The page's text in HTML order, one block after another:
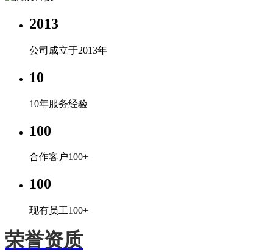
2013
公司成立于2013年
10
10年服务经验
100
合作客户100+
100
现有员工100+
荣誉资质